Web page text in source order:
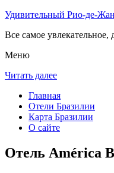
Удивительный Рио-де-
Все самое
Меню
Читать далее
Главная
Отели Бразилии
Карта Бразилии
О сайте
Отель América